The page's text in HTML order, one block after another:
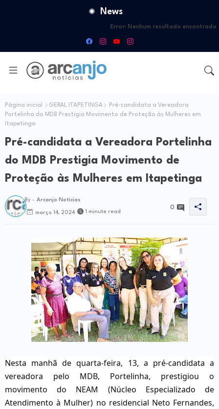
News
Error: Nenhum resultado encontrado
Página inicial GERAL ITAPETINGA
Pré-candidata a Vereadora
Portelinha do MDB Prestigia Movimento de Proteção às Mulheres em
Itapetinga
Pré-candidata a Vereadora Portelinha
do MDB Prestigia Movimento de
Proteção às Mulheres em Itapetinga
By - Arcanjo Notícias
março 14, 2024 1 minute read
0
Nesta manhã de quarta-feira, 13, a pré-candidata a
vereadora pelo MDB, Portelinha, prestigiou o
movimento do NEAM (Núcleo Especializado de
Atendimento à Mulher) no residencial Neto Fernandes,